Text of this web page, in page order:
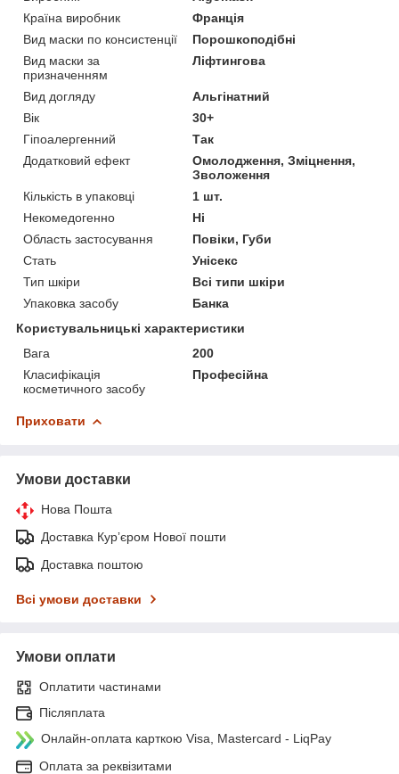
Країна виробник
Франція
Вид маски по консистенції
Порошкоподібні
Вид маски за
призначенням
Ліфтингова
Вид догляду
Альгінатний
Вік
30+
Гіпоалергенний
Так
Додатковий ефект
Омолодження, Зміцнення,
Зволоження
Кількість в упаковці
1 шт.
Некомедогенно
Ні
Область застосування
Повіки, Губи
Стать
Унісекс
Тип шкіри
Всі типи шкіри
Упаковка засобу
Банка
Користувальницькі характеристики
Вага
200
Класифікація
косметичного засобу
Професійна
Приховати
Умови доставки
Нова Пошта
Доставка Курʼєром Нової пошти
Доставка поштою
Всі умови доставки
Умови оплати
Оплатити частинами
Післяплата
Онлайн-оплата карткою Visa, Mastercard - LiqPay
Оплата за реквізитами